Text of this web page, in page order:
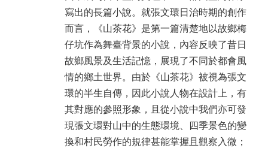
寫出的長篇小說。就張文環日治時期的創作
而言，《山茶花》是第一篇清楚地以故鄉梅
仔坑作為舞臺背景的小說，內容反映了昔日
故鄉風景及生活記憶，展現了不同於都會風
情的鄉土世界。由於《山茶花》被視為張文
環的半生自傳，因此小說人物在設計上，有
其對應的參照形象，且從小說中我們亦可發
現張文環對山中的生態環境、四季景色的變
換和村民勞作的規律甚能掌握且觀察入微；